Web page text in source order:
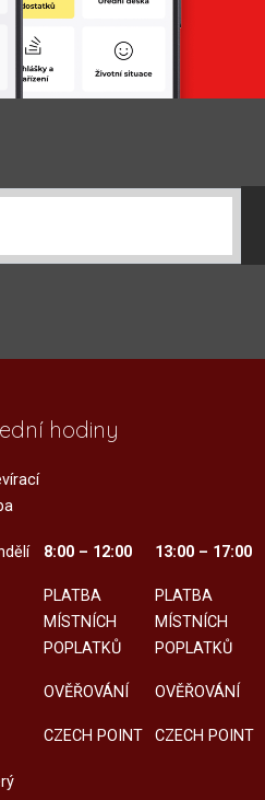
hodiny
8:00 – 12:00
PLATBA
MÍSTNÍCH
POPLATKŮ
OVĚŘOVÁNÍ
CZECH POINT
13:00 – 17:00
PLATBA
MÍSTNÍCH
POPLATKŮ
OVĚŘOVÁNÍ
CZECH POINT